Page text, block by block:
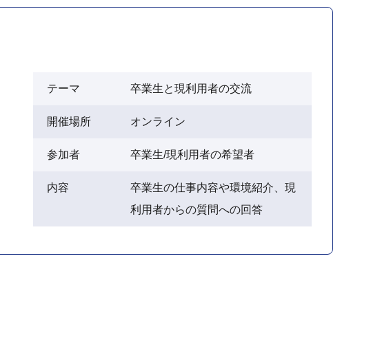
テーマ 卒業生と現利用者の交流
開催場所 オンライン
参加者 卒業生/現利用者の希望者
内容
卒業生の仕事内容や環境紹介、現
利用者からの質問への回答